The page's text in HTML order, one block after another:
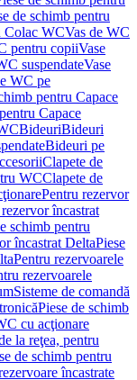
de schimb pentru
Colac WCVas de WC
pentru copiiVase
suspendateVase
WC pe
pentru Capace
Capace
BideuriBideuri
Bideuri pe
Clapete de
WCClapete de
Pentru rezervor
încastrat
schimb pentru
încastrat DeltaPiese
Pentru rezervoarele
rezervoarele
Sisteme de comandă
Piese de schimb
cu acţionare
la reţea, pentru
de schimb pentru
încastrate